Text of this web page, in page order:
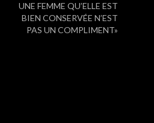
UNE FEMME QU’ELLE EST
BIEN CONSERVÉE N’EST
PAS UN COMPLIMENT»